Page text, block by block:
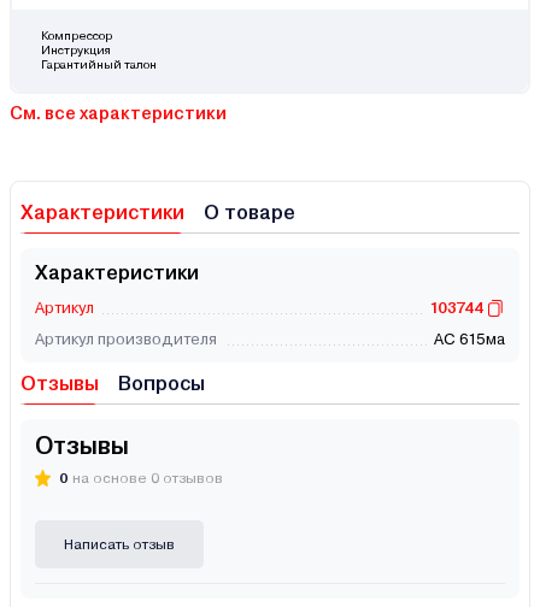
Компрессор
Инструкция
Гарантийный талон
См. все характеристики
Характеристики О товаре
Характеристики
Артикул
103744
Артикул производителя
АС 615ма
Отзывы Вопросы
Отзывы
0 на основе 0 отзывов
Написать отзыв